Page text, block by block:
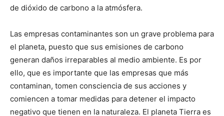
de dióxido de carbono a la atmósfera.
Las empresas contaminantes son un grave problema para
el planeta, puesto que sus emisiones de carbono
generan daños irreparables al medio ambiente. Es por
ello, que es importante que las empresas que más
contaminan, tomen consciencia de sus acciones y
comiencen a tomar medidas para detener el impacto
negativo que tienen en la naturaleza. El planeta Tierra es